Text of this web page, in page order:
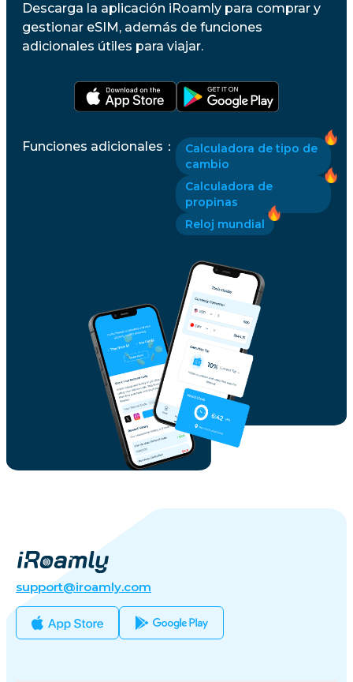
Descarga la aplicación iRoamly para comprar y
gestionar eSIM, además de funciones
adicionales útiles para viajar.
Funciones adicionales ：
Calculadora de tipo de
cambio
Calculadora de
propinas
Reloj mundial
support@iroamly.com